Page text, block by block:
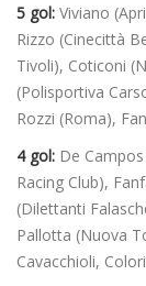
5 gol: Viviano
Rizzo (Cinecittà
Tivoli), Coticoni
(Polisportiva
Rozzi (Roma),
4 gol: De
Racing Club),
(Dilettanti
Pallotta (Nuova
Cavacchioli,